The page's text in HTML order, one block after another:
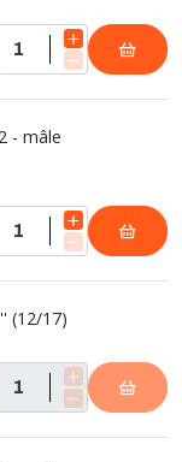
- mâle
(12/17)